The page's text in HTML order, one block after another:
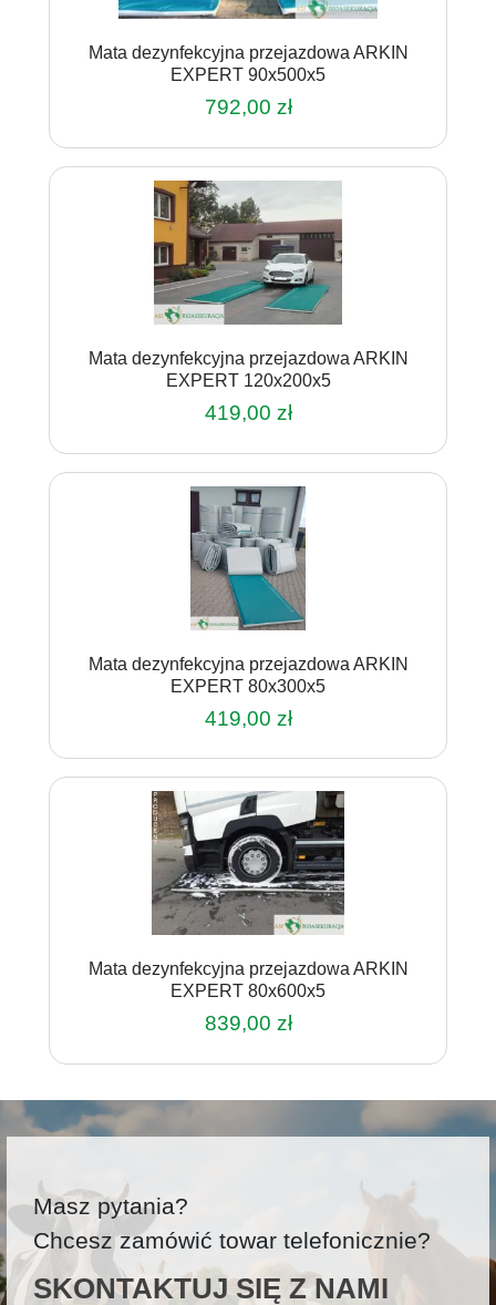
Mata dezynfekcyjna przejazdowa ARKIN
EXPERT 90x500x5
792,00 zł
Mata dezynfekcyjna przejazdowa ARKIN
EXPERT 120x200x5
419,00 zł
Mata dezynfekcyjna przejazdowa ARKIN
EXPERT 80x300x5
419,00 zł
Mata dezynfekcyjna przejazdowa ARKIN
EXPERT 80x600x5
839,00 zł
Masz pytania?
Chcesz zamówić towar telefonicznie?
SKONTAKTUJ SIĘ Z NAMI